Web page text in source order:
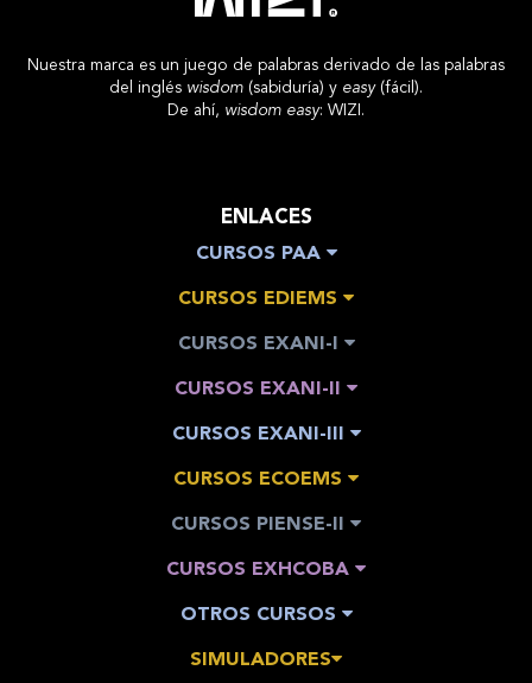
Nuestra marca es un juego de palabras derivado de las palabras
del inglés wisdom (sabiduría) y easy(fácil).
De ahí, wisdom easy: WIZI.
ENLACES
CURSOS PAA
CURSOS EDIEMS
CURSOS EXANI-I
CURSOS EXANI-II
CURSOS EXANI-III
CURSOS ECOEMS
CURSOS PIENSE-II
CURSOS EXHCOBA
OTROS CURSOS
SIMULADORES